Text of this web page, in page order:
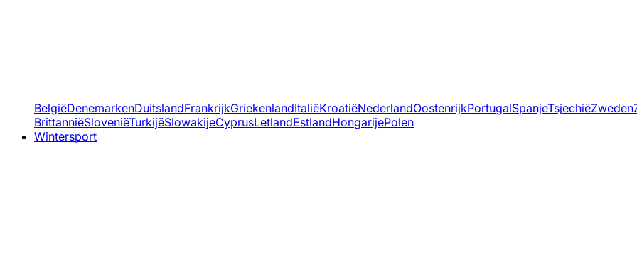
BelgiëDenemarkenDuitslandFrankrijkGriekenlandItaliëKroatiëNederlandOostenrijkPortugalSpanjeTsjechiëZweden
BrittanniëSloveniëTurkijëSlowakijeCyprusLetlandEstlandHongarijePolen
Wintersport